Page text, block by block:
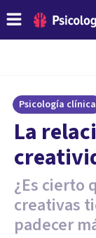
Psicología clínica
La
¿Es cierto
creativas
padecer